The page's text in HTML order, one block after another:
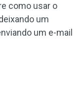
como usar o
um
um e-mail